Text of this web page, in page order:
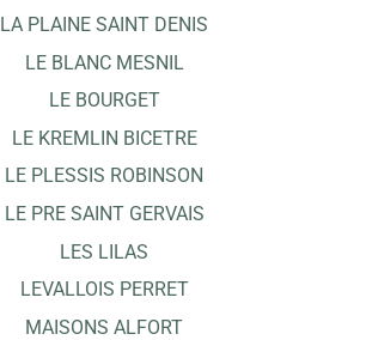
LA PLAINE SAINT DENIS
LE BLANC MESNIL
LE BOURGET
LE KREMLIN BICETRE
LE PLESSIS ROBINSON
LE PRE SAINT GERVAIS
LES LILAS
LEVALLOIS PERRET
MAISONS ALFORT